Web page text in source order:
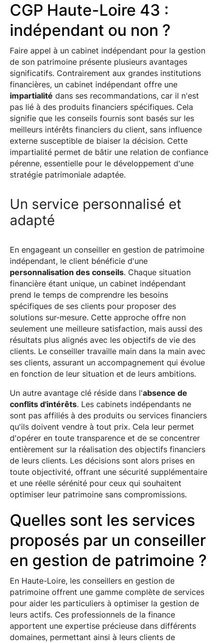
CGP Haute-Loire 43 :
indépendant ou non ?
Faire appel à un cabinet indépendant pour la gestion
de son patrimoine présente plusieurs avantages
significatifs. Contrairement aux grandes institutions
financières, un cabinet indépendant offre une
impartialité dans ses recommandations, car il n'est
pas lié à des produits financiers spécifiques. Cela
signifie que les conseils fournis sont basés sur les
meilleurs intérêts financiers du client, sans influence
externe susceptible de biaiser la décision. Cette
impartialité permet de bâtir une relation de confiance
pérenne, essentielle pour le développement d'une
stratégie patrimoniale adaptée.
Un service personnalisé et
adapté
En engageant un conseiller en gestion de patrimoine
indépendant, le client bénéficie d'une
personnalisation des conseils. Chaque situation
financière étant unique, un cabinet indépendant
prend le temps de comprendre les besoins
spécifiques de ses clients pour proposer des
solutions sur-mesure. Cette approche offre non
seulement une meilleure satisfaction, mais aussi des
résultats plus alignés avec les objectifs de vie des
clients. Le conseiller travaille main dans la main avec
ses clients, assurant un accompagnement qui évolue
en fonction de leur situation et de leurs ambitions.
Un autre avantage clé réside dans l'absence de
conflits d'intérêts. Les cabinets indépendants ne
sont pas affiliés à des produits ou services financiers
qu'ils doivent vendre à tout prix. Cela leur permet
d'opérer en toute transparence et de se concentrer
entièrement sur la réalisation des objectifs financiers
de leurs clients. Les décisions sont alors prises en
toute objectivité, offrant une sécurité supplémentaire
et une réelle sérénité pour ceux qui souhaitent
optimiser leur patrimoine sans compromissions.
Quelles sont les services
proposés par un conseiller
en gestion de patrimoine ?
En Haute-Loire, les conseillers en gestion de
patrimoine offrent une gamme complète de services
pour aider les particuliers à optimiser la gestion de
leurs actifs. Ces professionnels de la finance
apportent une expertise précieuse dans différents
domaines, permettant ainsi à leurs clients de